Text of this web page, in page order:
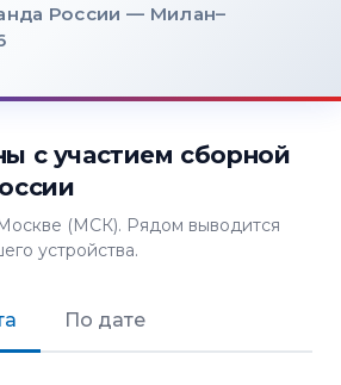
России — Милан–
с участием сборной
(МСК). Рядом выводится
устройства.
По дате